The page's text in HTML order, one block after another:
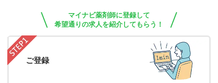
マイナビ薬剤師に登録して
希望通りの求人を紹介してもらう！
ご登録